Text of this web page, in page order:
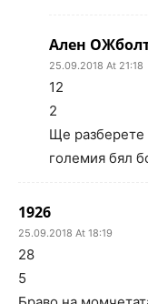
Ален
25.09.2018 At 21:18
12
2
Ще разберете
големия бял
1926
25.09.2018 At 18:19
28
5